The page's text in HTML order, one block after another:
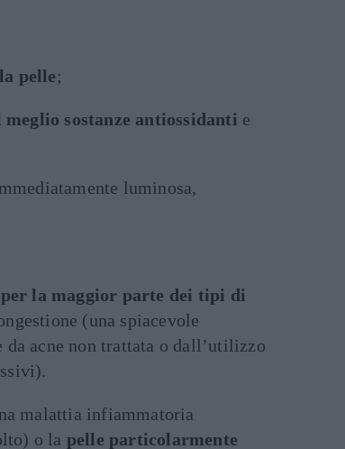
pelle;
sostanze antiossidanti e
luminosa,
per la maggior parte dei tipi di
(una spiacevole
da acne non trattata o dall’utilizzo
malattia infiammatoria
o la pelle particolarmente